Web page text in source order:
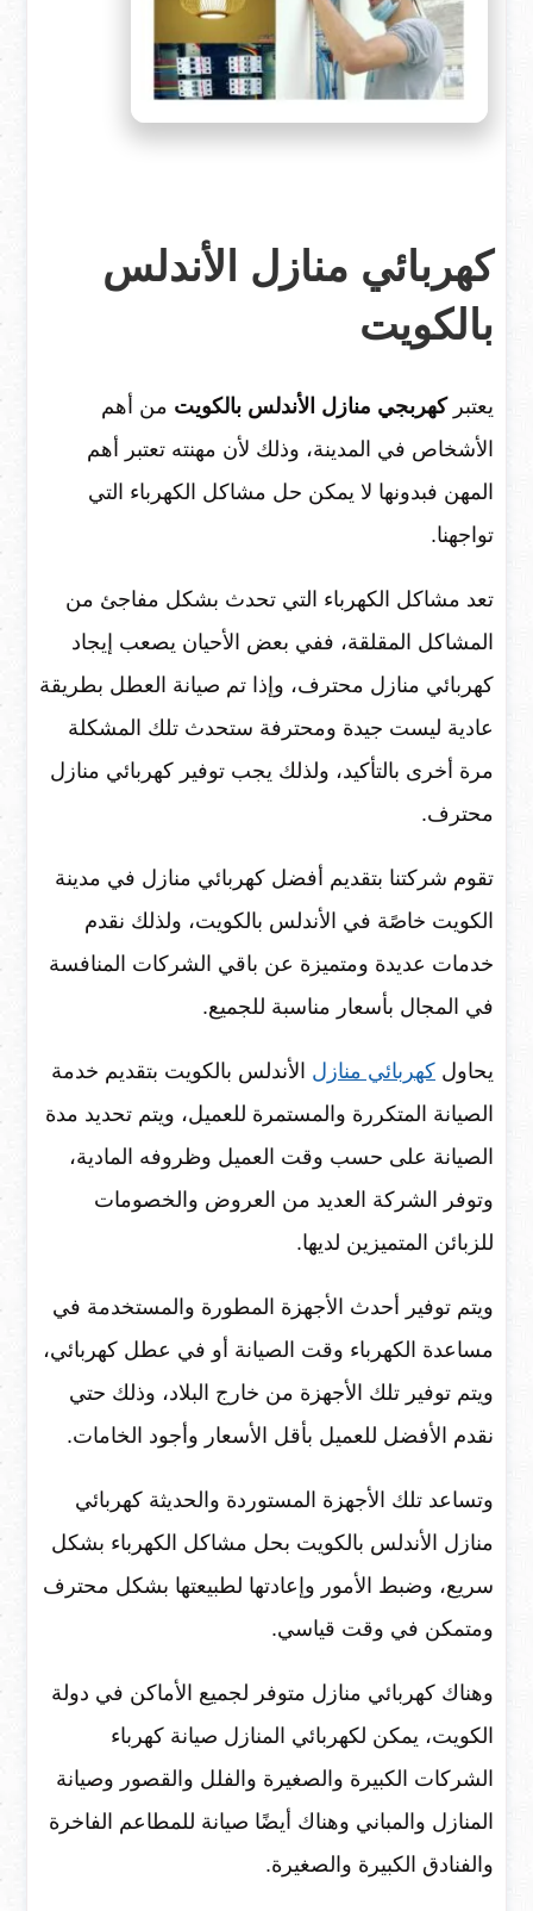
كهربائي منازل الأندلس
بالكويت
يعتبركهربجي منازل الأندلس بالكويت من أهم
الأشخاص في المدينة، وذلك لأن مهنته تعتبر أهم
المهن فبدونها لا يمكن حل مشاكل الكهرباء التي
تواجهنا.
تعد مشاكل الكهرباء التي تحدث بشكل مفاجئ من
المشاكل المقلقة، ففي بعض الأحيان يصعب إيجاد
كهربائي منازل محترف، وإذا تم صيانة العطل بطريقة
عادية ليست جيدة ومحترفة ستحدث تلك المشكلة
مرة أخرى بالتأكيد، ولذلك يجب توفير كهربائي منازل
محترف.
تقوم شركتنا بتقديم أفضل كهربائي منازل في مدينة
الكويت خاصًة في الأندلس بالكويت، ولذلك نقدم
خدمات عديدة ومتميزة عن باقي الشركات المنافسة
في المجال بأسعار مناسبة للجميع.
يحاول كهربائي منازل الأندلس بالكويت بتقديم خدمة
الصيانة المتكررة والمستمرة للعميل، ويتم تحديد مدة
الصيانة على حسب وقت العميل وظروفه المادية،
وتوفر الشركة العديد من العروض والخصومات
للزبائن المتميزين لديها.
ويتم توفير أحدث الأجهزة المطورة والمستخدمة في
مساعدة الكهرباء وقت الصيانة أو في عطل كهربائي،
ويتم توفير تلك الأجهزة من خارج البلاد، وذلك حتي
نقدم الأفضل للعميل بأقل الأسعار وأجود الخامات.
وتساعد تلك الأجهزة المستوردة والحديثة كهربائي
منازل الأندلس بالكويت بحل مشاكل الكهرباء بشكل
سريع، وضبط الأمور وإعادتها لطبيعتها بشكل محترف
ومتمكن في وقت قياسي.
وهناك كهربائي منازل متوفر لجميع الأماكن في دولة
الكويت، يمكن لكهربائي المنازل صيانة كهرباء
الشركات الكبيرة والصغيرة والفلل والقصور وصيانة
المنازل والمباني وهناك أيضًا صيانة للمطاعم الفاخرة
والفنادق الكبيرة والصغيرة.